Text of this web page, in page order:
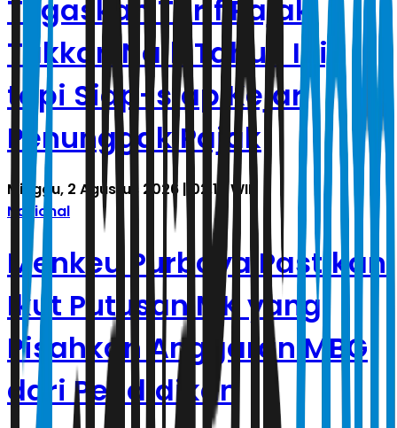
Tegaskan Tarif Pajak
Takkan Naik Tahun Ini,
tapi Siap-siap Kejar
Penunggak Pajak
Minggu, 2 Agustus 2026 | 02.17 WIB
Nasional
Menkeu Purbaya Pastikan
Ikut Putusan MK yang
Pisahkan Anggaran MBG
dari Pendidikan